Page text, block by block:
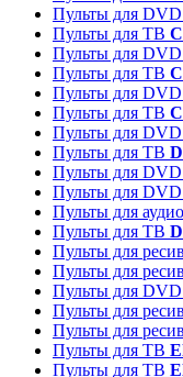
Пульты для DVD
Пульты для ТВ
Пульты для DVD
Пульты для ТВ
Пульты для DVD
Пульты для ТВ
Пульты для DVD
Пульты для ТВ
Пульты для DVD
Пульты для DVD
Пульты для аудио
Пульты для ТВ
Пульты для
Пульты для
Пульты для DVD
Пульты для
Пульты для
Пульты для ТВ
Пульты для ТВ